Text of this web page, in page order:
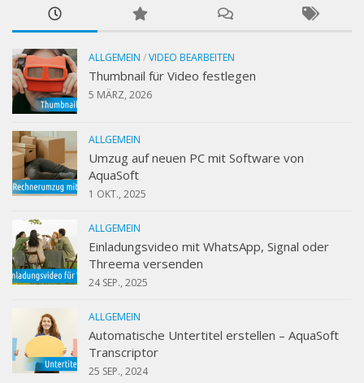
ALLGEMEIN /VIDEO BEARBEITEN
Thumbnail für Video festlegen
5 MÄRZ, 2026
ALLGEMEIN
Umzug auf neuen PC mit Software von
AquaSoft
1 OKT., 2025
ALLGEMEIN
Einladungsvideo mit WhatsApp, Signal oder
Threema versenden
24 SEP., 2025
ALLGEMEIN
Automatische Untertitel erstellen – AquaSoft
Transcriptor
25 SEP., 2024